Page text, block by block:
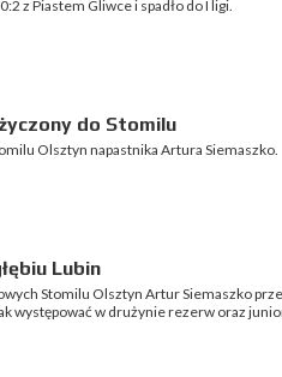
z Piastem Gliwce i spadło do I ligi.
do Stomilu
Olsztyn napastnika Artura Siemaszko.
Lubin
Stomilu Olsztyn Artur Siemaszko
występować w drużynie rezerw oraz